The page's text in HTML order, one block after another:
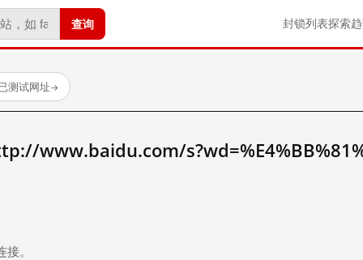
查询 封锁列表探索
测试网址→
www.baidu.com/
。